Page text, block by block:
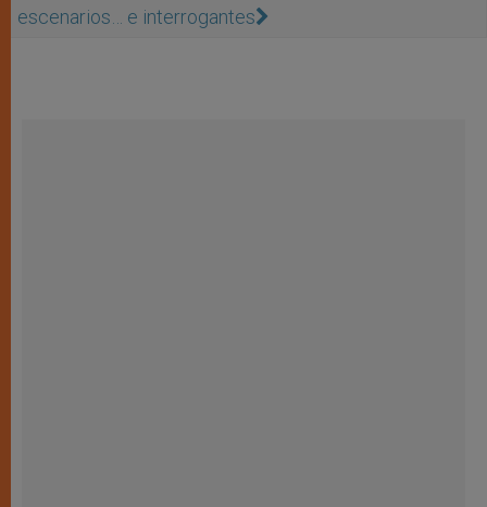
escenarios… e interrogantes